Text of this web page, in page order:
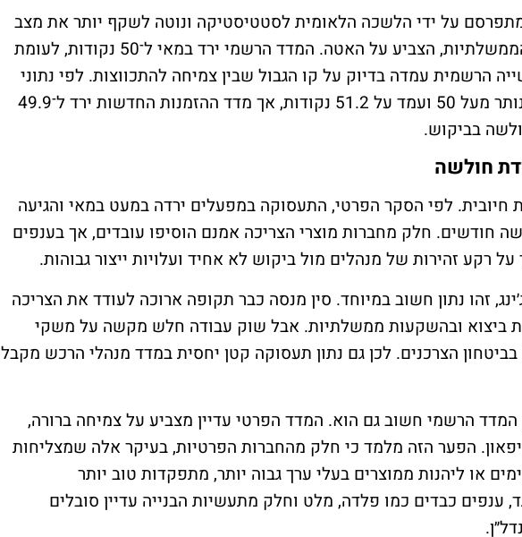
על ידי הלשכה הלאומית לסטטיסטיקה ונוטה לשקף יותר את מצב
החברות הגדולות והחברות הממשלתיות, הצביע על האטה. המדד הרשמי ירד במאי ל־50 נקודות, לעומת
הרשמית עמדה בדיוק על קו הגבול שבין צמיחה להתכווצות. לפי נתוני
הרשויות, מדד הייצור עצמו נותר מעל 50 ועמד על 51.2 נקודות, אך מדד ההזמנות החדשות ירד ל־49.9
בביקוש.
חולשה
לפי הסקר הפרטי, התעסוקה במפעלים ירדה במעט במאי והגיעה
חודשים. חלק מחברות מוצרי הצריכה אמנם הוסיפו עובדים, אך בענפים
רקע זהירות של מנהלים מול ביקוש לא אחיד ועלויות ייצור גבוהות.
זהו נתון חשוב במיוחד. סין מנסה כבר תקופה ארוכה לעודד את הצריכה
ביצוא ובהשקעות ממשלתיות. אבל שוק עבודה חלש מקשה על משקי
בביטחון הצרכנים. לכן גם נתון תעסוקה קטן יחסית במדד מנהלי הרכש מקבל
המדד הרשמי חשוב גם הוא. המדד הפרטי עדיין מצביע על צמיחה ברורה,
הפער הזה מלמד כי חלק מהחברות הפרטיות, בעיקר אלה שמצליחות
או ליהנות ממוצרים בעלי ערך גבוה יותר, מתפקדות טוב יותר
ענפים כבדים כמו פלדה, מלט וחלק מתעשיות הבנייה עדיין סובלים